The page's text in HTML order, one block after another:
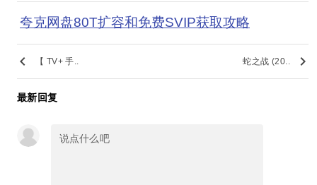
夸克网盘80T扩容和免费SVIP获取攻略
keyboard_arrow_left 【 TV+ 手.. 蛇之战 (20.. keyboard_arrow_right
最新回复